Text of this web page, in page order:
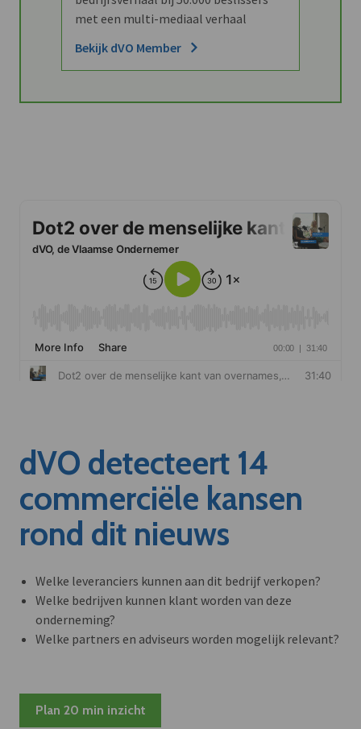
met een multi-mediaal verhaal
Bekijk dVO Member
dVO detecteert 14
commerciële kansen
rond dit nieuws
Welke leveranciers kunnen aan dit bedrijf verkopen?
Welke bedrijven kunnen klant worden van deze
onderneming?
Welke partners en adviseurs worden mogelijk relevant?
Plan 20 min inzicht